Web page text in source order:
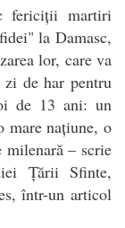
fericiții martiri
la Damasc,
lor, care va
de har pentru
de 13 ani: un
mare națiune, o
milenară – scrie
Țării Sfinte,
într-un articol